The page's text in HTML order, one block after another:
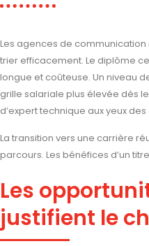
Les agences de
trier efficacement. Le diplôme
longue et coûteuse. Un niveau
grille salariale plus élevée dès
d’expert technique aux yeux
La transition vers une carrière
parcours. Les bénéfices d’un
Les
justifient le